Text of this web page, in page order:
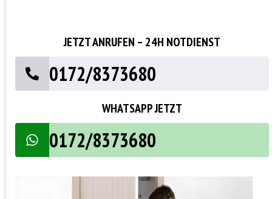
JETZT ANRUFEN – 24H NOTDIENST
0172/8373680
WHATSAPP JETZT
0172/8373680